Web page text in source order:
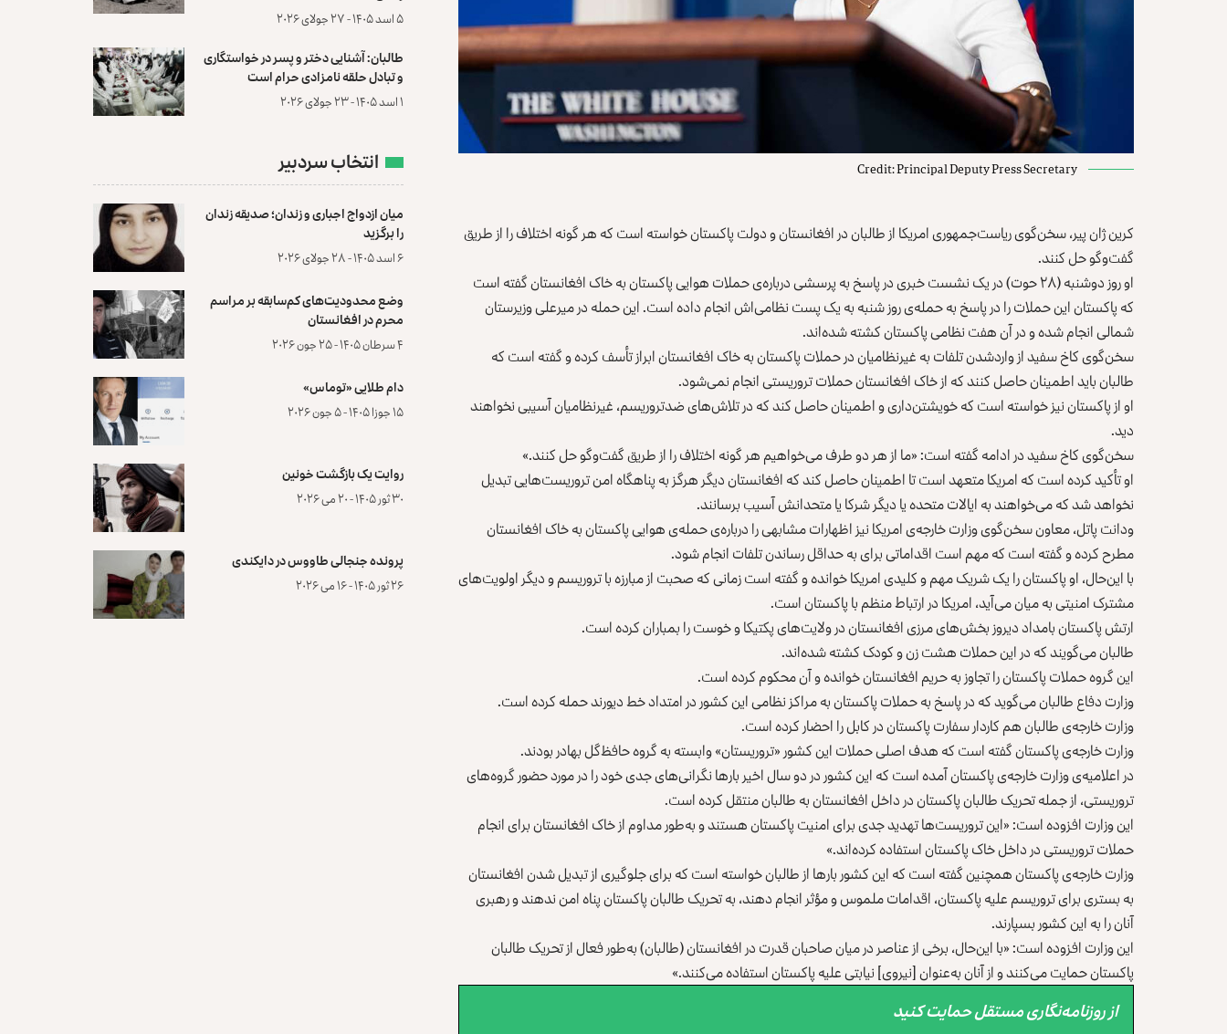
Credit: Principal Deputy Press Secretary
کرین ژان پیر، سخن‌گوی ریاست‌جمهوری امریکا از طالبان در افغانستان و دولت پاکستان خواسته است که هر گونه اختلاف را از طریق
گفت‌وگو حل کنند.
او روز دوشنبه (۲۸ حوت) در یک نشست خبری در پاسخ به پرسشی درباره‌ی حملات هوایی پاکستان به خاک افغانستان گفته است
که پاکستان این حملات را در پاسخ به حمله‌ی روز شنبه به یک پست نظامی‌اش انجام داده است. این حمله در میرعلی وزیرستان
شمالی انجام شده و در آن هفت نظامی پاکستان کشته شده‌اند.
سخن‌گوی کاخ سفید از واردشدن تلفات به غیرنظامیان در حملات پاکستان به خاک افغانستان ابراز تأسف کرده و گفته است که
طالبان باید اطمینان حاصل کنند که از خاک افغانستان حملات تروریستی انجام نمی‌شود.
او از پاکستان نیز خواسته است که خویشتن‌داری و اطمینان حاصل کند که در تلاش‌های ضدتروریسم، غیرنظامیان آسیبی نخواهند
دید.
سخن‌گوی کاخ سفید در ادامه گفته است: «ما از هر دو طرف می‌خواهیم هر گونه اختلاف را از طریق گفت‌وگو حل کنند.»
او تأکید کرده است که امریکا متعهد است تا اطمینان حاصل کند که افغانستان دیگر هرگز به پناهگاه امن تروریست‌هایی تبدیل
نخواهد شد که می‌خواهند به ایالات متحده یا دیگر شرکا یا متحدانش آسیب برسانند.
ودانت پاتل، معاون سخن‌گوی وزارت خارجه‌ی امریکا نیز اظهارات مشابهی را درباره‌ی حمله‌ی هوایی پاکستان به خاک افغانستان
مطرح کرده و گفته است که مهم است اقداماتی برای به حداقل رساندن تلفات انجام شود.
با این‌حال، او پاکستان را یک شریک مهم و کلیدی امریکا خوانده و گفته است زمانی که صحبت از مبارزه با تروریسم و دیگر اولویت‌های
مشترک امنیتی به میان می‌آید، امریکا در ارتباط منظم با پاکستان است.
ارتش پاکستان بامداد دیروز بخش‌های مرزی افغانستان در ولایت‌های پکتیکا و خوست را بمباران کرده‌ است.
طالبان می‌گویند که در این حملات هشت زن و کودک کشته شده‌اند.
این گروه حملات پاکستان را تجاوز به حریم افغانستان خوانده و آن محکوم کرده است.
وزارت دفاع طالبان می‌گوید که در پاسخ به حملات پاکستان به مراکز نظامی این کشور در امتداد خط دیورند حمله کرده‌ است.
وزارت خارجه‌ی طالبان هم کاردار سفارت پاکستان در کابل را احضار کرده است.
وزارت خارجه‌ی پاکستان گفته است که هدف اصلی حملات این کشور «تروریستان» وابسته به گروه حافظ‌گل بهادر بودند.
در اعلامیه‌ی وزارت خارجه‌ی پاکستان آمده است که این کشور در دو سال اخیر بارها نگرانی‌های جدی خود را در مورد حضور گروه‌های
ترور‌یستی، از جمله تحریک طالبان پاکستان در داخل افغانستان به طالبان منتقل کرده است.
این وزارت افزوده است: «این تروریست‌ها تهدید جدی برای امنیت پاکستان هستند و به‌طور مداوم از خاک افغانستان برای انجام
حملات تروریستی در داخل خاک پاکستان استفاده کرده‌اند.»
وزارت خارجه‌ی پاکستان همچنین گفته است که این کشور بارها از طالبان خواسته است که برای جلوگیری از تبدیل شدن افغانستان
به بستری برای تروریسم علیه پاکستان، اقدامات ملموس‌ و مؤثر انجام دهند، به تحریک طالبان پاکستان پناه امن ندهند و رهبری
آنان را به این کشور بسپارند.
این وزارت افزوده است: «با این‌حال، برخی از عناصر در میان صاحبان قدرت در افغانستان (طالبان) به‌طور فعال از تحریک طالبان
پاکستان حمایت می‌کنند و از آنان به‌عنوان [نیروی] نیابتی علیه پاکستان استفاده می‌کنند.»
از روزنامه‌نگاری مستقل حمایت کنید
۵ اسد ۱۴۰۵ - ۲۷ جولای ۲۰۲۶
طالبان: آشنایی دختر و پسر در خواستگاری
و تبادل حلقه نامزادی حرام است
۱ اسد ۱۴۰۵ - ۲۳ جولای ۲۰۲۶
انتخاب سردبیر
میان ازدواج اجباری و زندان؛ صدیقه زندان
را برگزید
۶ اسد ۱۴۰۵ - ۲۸ جولای ۲۰۲۶
وضع محدودیت‌های کم‌سابقه بر مراسم
محرم در افغانستان
۴ سرطان ۱۴۰۵ - ۲۵ جون ۲۰۲۶
دام طلایی «توماس»
۱۵ جوزا ۱۴۰۵ - ۵ جون ۲۰۲۶
روایت یک بازگشت خونین
۳۰ ثور ۱۴۰۵ - ۲۰ می ۲۰۲۶
پرونده‌ جنجالی طاووس در دایکندی
۲۶ ثور ۱۴۰۵ - ۱۶ می ۲۰۲۶